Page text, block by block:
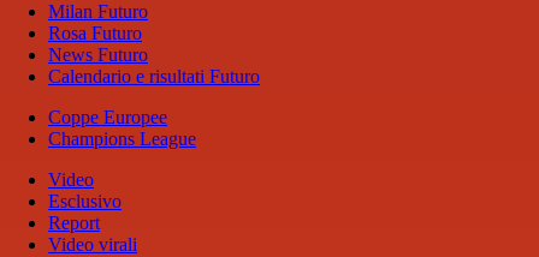
Milan Futuro
Rosa Futuro
News Futuro
Calendario e risultati Futuro
Coppe Europee
Champions League
Video
Esclusivo
Report
Video virali